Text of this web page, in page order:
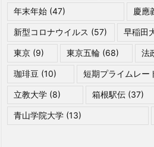
年末年始 (47) 慶應
新型コロナウイルス (57) 早稲田
東京 (9) 東京五輪 (68) 法
珈琲豆 (10) 短期プライムレー
立教大学 (8) 箱根駅伝 (37)
青山学院大学 (13)